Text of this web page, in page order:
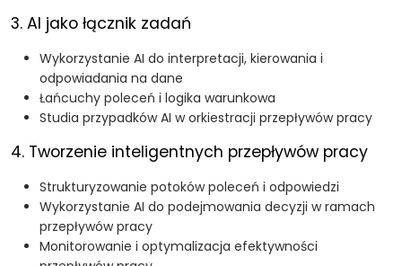
3. AI jako łącznik zadań
Wykorzystanie AI do interpretacji, kierowania i
odpowiadania na dane
Łańcuchy poleceń i logika warunkowa
Studia przypadków AI w orkiestracji przepływów pracy
4. Tworzenie inteligentnych przepływów pracy
Strukturyzowanie potoków poleceń i odpowiedzi
Wykorzystanie AI do podejmowania decyzji w ramach
przepływów pracy
Monitorowanie i optymalizacja efektywności